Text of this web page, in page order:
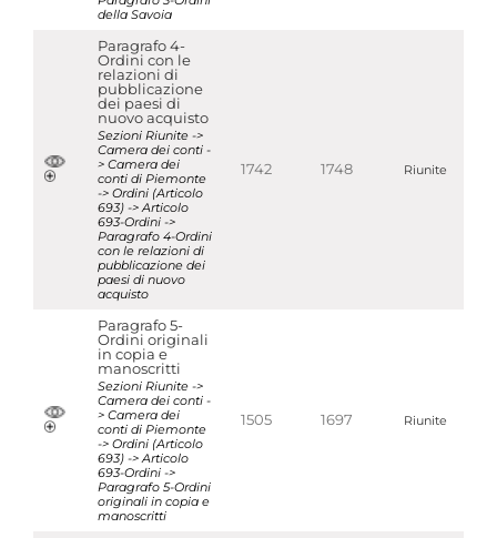
della Savoia
Paragrafo 4-
Ordini con le
relazioni di
pubblicazione
dei paesi di
nuovo acquisto
Sezioni Riunite ->
Camera dei conti -
> Camera dei
conti di Piemonte
-> Ordini (Articolo
693) -> Articolo
693-Ordini ->
Paragrafo 4-Ordini
con le relazioni di
pubblicazione dei
paesi di nuovo
acquisto
1742 1748 Riunite
Paragrafo 5-
Ordini originali
in copia e
manoscritti
Sezioni Riunite ->
Camera dei conti -
> Camera dei
conti di Piemonte
-> Ordini (Articolo
693) -> Articolo
693-Ordini ->
Paragrafo 5-Ordini
originali in copia e
manoscritti
1505 1697 Riunite